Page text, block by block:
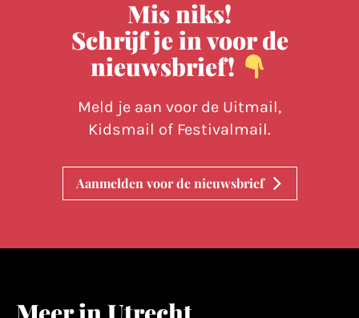
Mis niks!
Schrijf je in voor de
nieuwsbrief!
Meld je aan voor de Uitmail,
Kidsmail of Festivalmail.
Aanmelden voor de nieuwsbrief